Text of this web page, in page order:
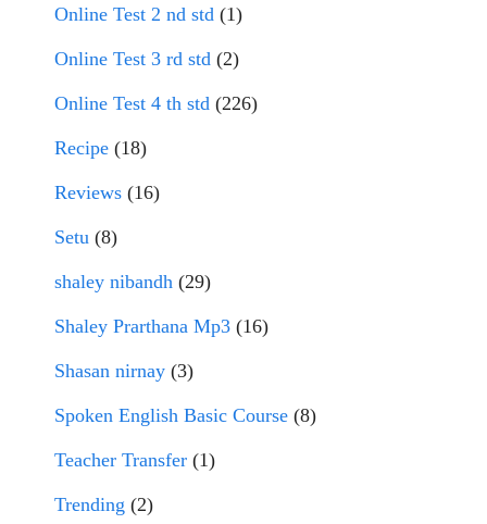
Online Test 2 nd std (1)
Online Test 3 rd std (2)
Online Test 4 th std (226)
Recipe (18)
Reviews (16)
Setu (8)
shaley nibandh (29)
Shaley Prarthana Mp3 (16)
Shasan nirnay (3)
Spoken English Basic Course (8)
Teacher Transfer (1)
Trending (2)